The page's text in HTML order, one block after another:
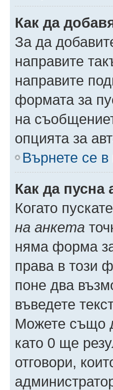
Как да
За да
направите
направите
формата за
на
опцията за
Върнете се в
Как да пусна
Когато
на анкета
няма форма
права в този
поне два
въведете
Можете също
като 0 ще
отговори,